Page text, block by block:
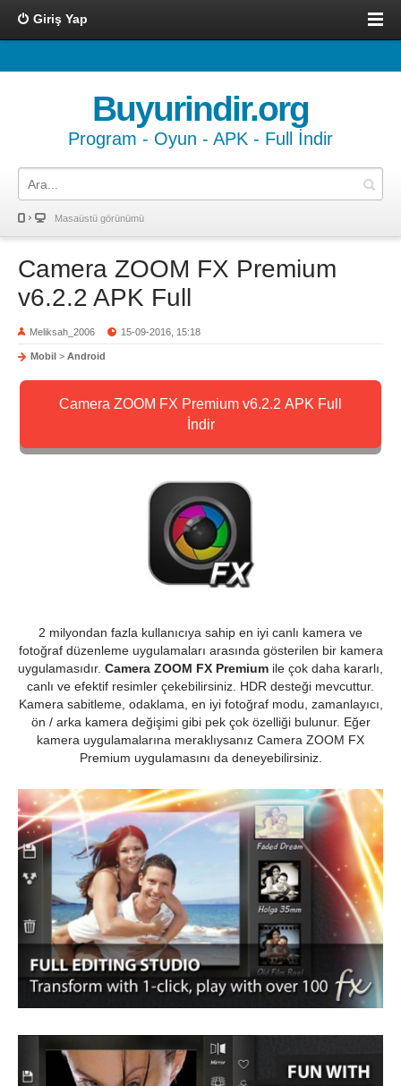
Giriş Yap
Buyurindir.org
Program - Oyun - APK - Full İndir
Masaüstü görünümü
Camera ZOOM FX Premium
v6.2.2 APK Full
Meliksah_2006 15-09-2016, 15:18
Mobil > Android
Camera ZOOM FX Premium v6.2.2 APK Full
İndir
2 milyondan fazla kullanıcıya sahip en iyi canlı kamera ve
fotoğraf düzenleme uygulamaları arasında gösterilen bir kamera
uygulamasıdır. Camera ZOOM FX Premium ile çok daha kararlı,
canlı ve efektif resimler çekebilirsiniz. HDR desteği mevcuttur.
Kamera sabitleme, odaklama, en iyi fotoğraf modu, zamanlayıcı,
ön / arka kamera değişimi gibi pek çok özelliği bulunur. Eğer
kamera uygulamalarına meraklıysanız Camera ZOOM FX
Premium uygulamasını da deneyebilirsiniz.